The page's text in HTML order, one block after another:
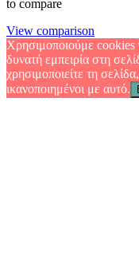
to compare
View comparison
Χρησιμοποιούμε cookies
δυνατή εμπειρία στη
χρησιμοποιείτε τη
ικανοποιημένοι με αυτό.